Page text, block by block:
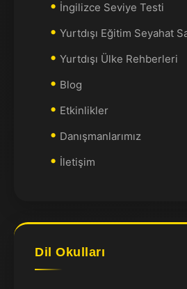
İngilizce Seviye Testi
Yurtdışı Eğitim Seyahat
Yurtdışı Ülke Rehberleri
Blog
Etkinlikler
Danışmanlarımız
İletişim
Dil Okulları